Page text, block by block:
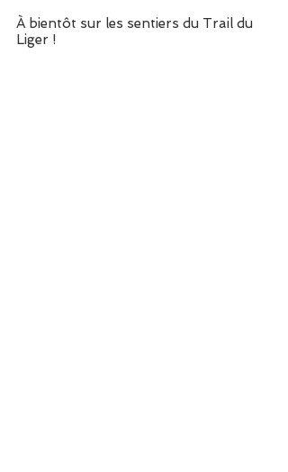
À bientôt sur les sentiers du Trail du
Liger !